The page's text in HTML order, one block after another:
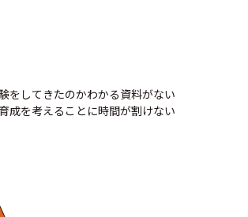
をしてきたのかわかる資料がない
成を考えることに時間が割けない